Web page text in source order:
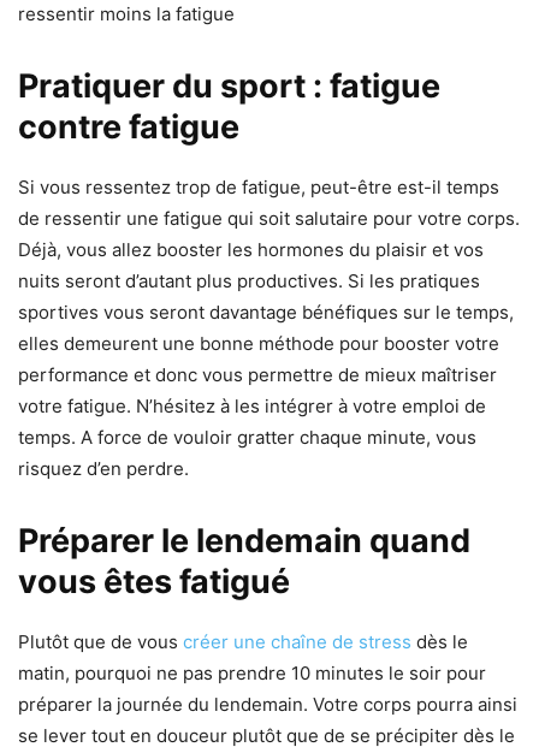
ressentir moins la fatigue
Pratiquer du sport : fatigue
contre fatigue
Si vous ressentez trop de fatigue, peut-être est-il temps
de ressentir une fatigue qui soit salutaire pour votre corps.
Déjà, vous allez booster les hormones du plaisir et vos
nuits seront d’autant plus productives. Si les pratiques
sportives vous seront davantage bénéfiques sur le temps,
elles demeurent une bonne méthode pour booster votre
performance et donc vous permettre de mieux maîtriser
votre fatigue. N’hésitez à les intégrer à votre emploi de
temps. A force de vouloir gratter chaque minute, vous
risquez d’en perdre.
Préparer le lendemain quand
vous êtes fatigué
Plutôt que de vous créer une chaîne de stress dès le
matin, pourquoi ne pas prendre 10 minutes le soir pour
préparer la journée du lendemain. Votre corps pourra ainsi
se lever tout en douceur plutôt que de se précipiter dès le